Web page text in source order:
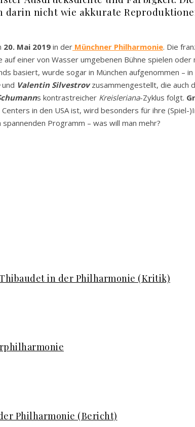
darin nicht wie akkurate
20. Mai 2019 in der Münchner Philharmonie. Die
einer von Wasser umgebenen Bühne spielen
basiert, wurde sogar in München aufgenommen –
und Valentin Silvestrovzusammengestellt, die auch
s kontrastreicher Kreisleriana-Zyklus folgt.
in den USA ist, wird besonders für ihre (Spiel-
Programm – was will man mehr?
in der Philharmonie (Kritik)
Philharmonie (Bericht)